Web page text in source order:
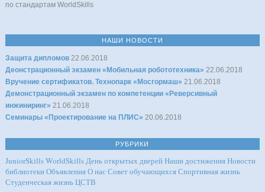
по стандартам WorldSkills
НАШИ НОВОСТИ
Защита дипломов 22.06.2018
Деонстрационный экзамен «Мобильная робототехника» 22.06.2018
Вручение сертификатов. Технопарк «Мосгормаш» 21.06.2018
Демонстрационный экзамен по компетенции «Реверсивный
инжиниринг» 21.06.2018
Семинары «Проектирование на ПЛИС» 20.06.2018
РУБРИКИ
JuniorSkillsWorldSkillsДень открытых дверейНаши достиженияНовости
библиотекиОбъявленияО насСовет обучающихсяСпортивная жизнь
Студенческая жизньЦСТВ